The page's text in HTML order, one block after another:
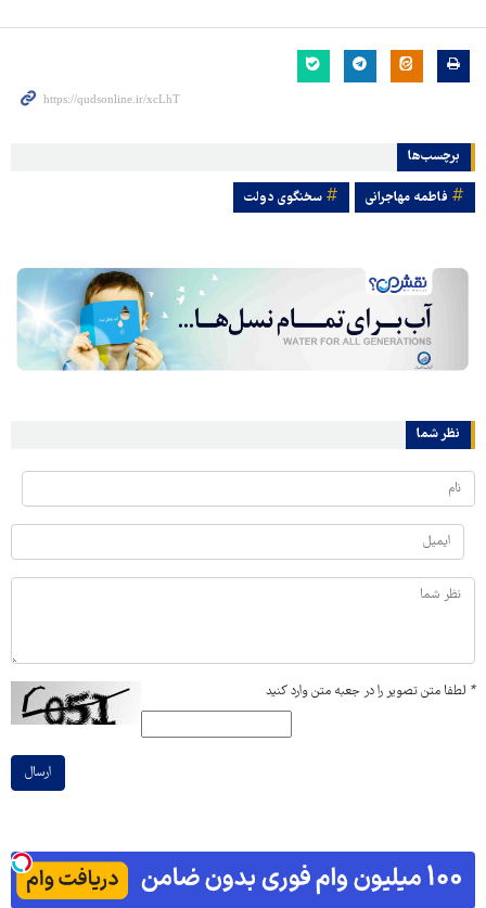
برچسب‌ها
فاطمه مهاجرانی سخنگوی دولت
نظر شما
* لطفا متن تصویر را در جعبه متن وارد کنید
ارسال